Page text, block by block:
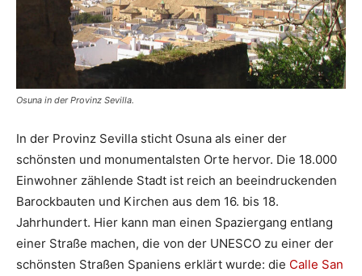
Osuna in der Provinz Sevilla.
In der Provinz Sevilla sticht Osuna als einer der
schönsten und monumentalsten Orte hervor. Die 18.000
Einwohner zählende Stadt ist reich an beeindruckenden
Barockbauten und Kirchen aus dem 16. bis 18.
Jahrhundert. Hier kann man einen Spaziergang entlang
einer Straße machen, die von der UNESCO zu einer der
schönsten Straßen Spaniens erklärt wurde: die Calle San